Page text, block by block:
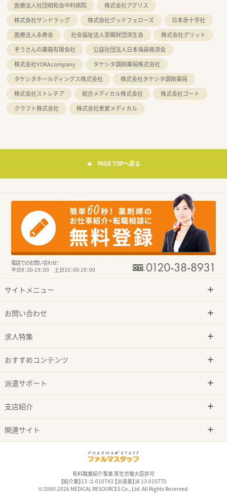
医療法人社団相和会中村病院
株式会社アグリス
株式会社サンドラッグ
株式会社グッドフェローズ
日本赤十字社
医療法人永寿会
社会福祉法人恩賜財団済生会
株式会社グリット
ぞうさんの薬箱有限会社
公益社団法人日本海員掖済会
株式会社YOKAcompany
タケシタ調剤薬局株式会社
タケシタホールディングス株式会社
株式会社タケシタ調剤薬局
株式会社ストレチア
総合メディカル株式会社
株式会社ゴート
クラフト株式会社
株式会社恵愛メディカル
PAGE TOPへ戻る
電話でのお問い合わせ：
平日9：30-19：00 土日10：00-19：00
サイトメニュー
お問い合わせ
求人特集
おすすめコンテンツ
派遣サポート
支店紹介
関連サイト
有料職業紹介事業 厚生労働大臣許可
【紹介業】13-ユ-010743 【派遣業】派 13-010770
© 2000-2026 MEDICAL RESOURCES Co., Ltd. All Rights Reserved.